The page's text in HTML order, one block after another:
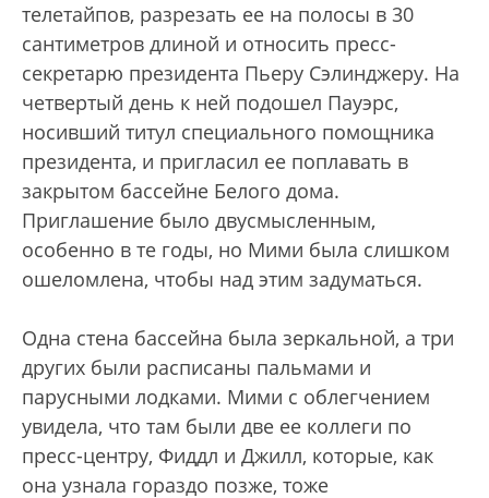
телетайпов, разрезать ее на полосы в 30
сантиметров длиной и относить пресс-
секретарю президента Пьеру Сэлинджеру. На
четвертый день к ней подошел Пауэрс,
носивший титул специального помощника
президента, и пригласил ее поплавать в
закрытом бассейне Белого дома.
Приглашение было двусмысленным,
особенно в те годы, но Мими была слишком
ошеломлена, чтобы над этим задуматься.
Одна стена бассейна была зеркальной, а три
других были расписаны пальмами и
парусными лодками. Мими с облегчением
увидела, что там были две ее коллеги по
пресс-центру, Фиддл и Джилл, которые, как
она узнала гораздо позже, тоже